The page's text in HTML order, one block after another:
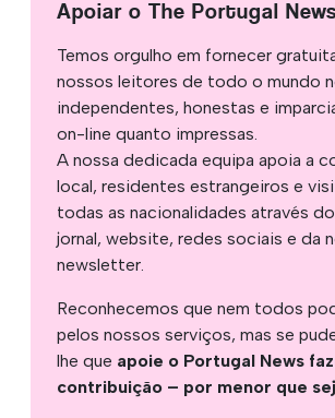
Apoiar o The Portugal
Temos orgulho em fornecer
nossos leitores de todo o mundo
independentes, honestas e
on-line quanto impressas.
A nossa dedicada equipa apoia a
local, residentes estrangeiros e
todas as nacionalidades através
jornal, website, redes sociais e da
newsletter.
Reconhecemos que nem todos
pelos nossos serviços, mas se
lhe que apoie o Portugal News
contribuição – por menor que